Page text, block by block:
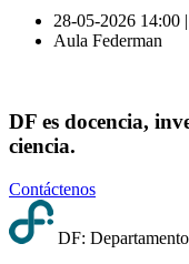
28-05-2026 14:00 |
Aula Federman
DF es docencia,
ciencia.
Contáctenos
DF: